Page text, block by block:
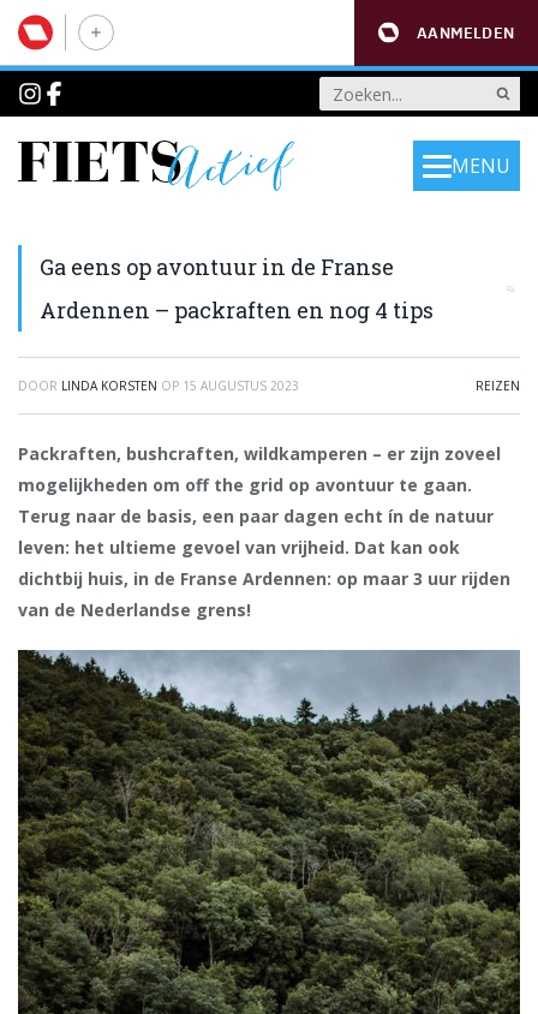
AANMELDEN
MENU
Ga eens op avontuur in de Franse
Ardennen – packraften en nog 4 tips
DOOR LINDA KORSTEN OP 15 AUGUSTUS 2023 REIZEN
Packraften, bushcraften, wildkamperen – er zijn zoveel
mogelijkheden om off the grid op avontuur te gaan.
Terug naar de basis, een paar dagen echt ín de natuur
leven: het ultieme gevoel van vrijheid. Dat kan ook
dichtbij huis, in de Franse Ardennen: op maar 3 uur rijden
van de Nederlandse grens!